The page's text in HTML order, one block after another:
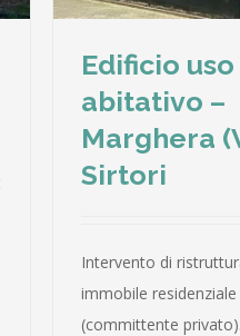
Edificio uso
abitativo –
Marghera
Sirtori
Intervento di
immobile residenziale
(committente